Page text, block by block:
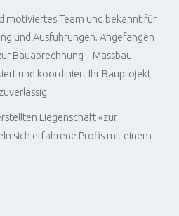
motiviertes Team und bekannt für
und Ausführungen. Angefangen
Bauabrechnung – Massbau
und koordiniert Ihr Bauprojekt
Liegenschaft «zur
sich erfahrene Profis mit einem